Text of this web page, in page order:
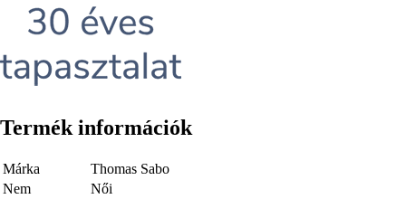
Termék információk
Márka
Thomas Sabo
Nem
Női